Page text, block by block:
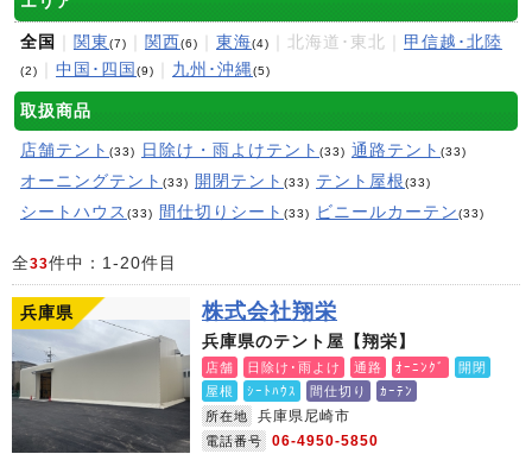
全国 関東(7) 関西(6) 東海(4) ｜北海道･東北｜ 甲信越･北陸
(2) 中国･四国 (9) 九州･沖縄(5)
取扱商品
店舗テント (33) 日除け・雨よけテント (33) 通路テント (33)
オーニングテント (33) 開閉テント (33) テント屋根(33)
シートハウス (33) 間仕切りシート (33) ビニールカーテン(33)
全33件中：1-20件目
兵庫県 株式会社翔栄
兵庫県のテント屋【翔栄】
店舗 日除け･雨よけ 通路 ｵｰﾆﾝｸﾞ
開閉
屋根
ｼｰﾄﾊｳｽ 間仕切り
ｶｰﾃﾝ
所在地
兵庫県尼崎市
電話番号 06-4950-5850